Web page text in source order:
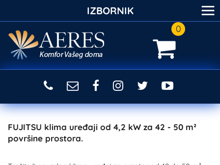
0
FUJITSU klima uređaji od 4,2 kW za 42 - 50 m²
površine prostora.
IZBORNIK ≡